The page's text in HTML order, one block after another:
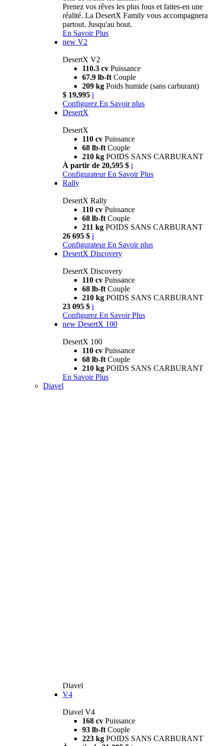
Prenez vos rêves les plus fous et faites-en une
réalité. La DesertX Family vous accompagnera
partout. Jusqu'au bout.
En Savoir Plus
new V2
DesertX V2
110.3 cv Puissance
67.9 lb-ft Couple
209 kg Poids humide (sans carburant)
$ 19,995 i
Configurez En Savoir plus
DesertX
DesertX
110 cv Puissance
68 lb-ft Couple
210 kg POIDS SANS CARBURANT
À partir de 20,595 $ i
Configurateur En Savoir Plus
Rally
DesertX Rally
110 cv Puissance
68 lb-ft Couple
211 kg POIDS SANS CARBURANT
26 695 $ i
Configurateur En Savoir plus
DesertX Discovery
DesertX Discovery
110 cv Puissance
68 lb-ft Couple
210 kg POIDS SANS CARBURANT
23 095 $ i
Configurez En Savoir Plus
new DesertX 100
DesertX 100
110 cv Puissance
68 lb-ft Couple
210 kg POIDS SANS CARBURANT
En Savoir Plus
Diavel
Diavel
V4
Diavel V4
168 cv Puissance
93 lb-ft Couple
223 kg POIDS SANS CARBURANT